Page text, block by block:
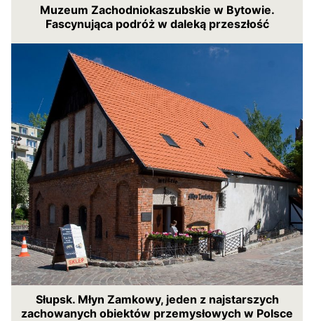
Muzeum Zachodniokaszubskie w Bytowie.
Fascynująca podróż w daleką przeszłość
Słupsk. Młyn Zamkowy, jeden z najstarszych
zachowanych obiektów przemysłowych w Polsce